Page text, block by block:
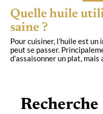
Quelle huile
saine ?
Pour cuisiner, l’huile est
peut se passer.
d’assaisonner un plat, mais
Recherche